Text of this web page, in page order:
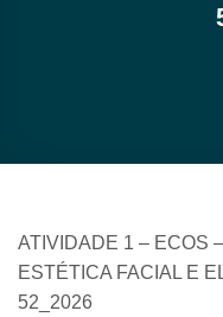
ATIVIDADE 1 – ECOS
ESTÉTICA FACIAL E
52_2026